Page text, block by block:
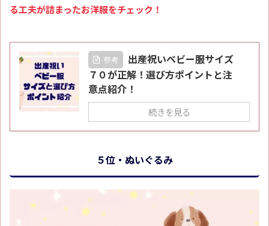
る工夫が詰まったお洋服をチェック！
参考
出産祝いベビー服サイズ
７０が正解！選び方ポイントと注
意点紹介！
続きを見る
５位・ぬいぐるみ